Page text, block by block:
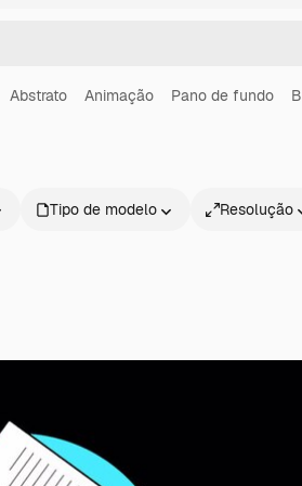
Abstrato Animação Pano de fundo
Tipo de modelo Resolução
Produtos